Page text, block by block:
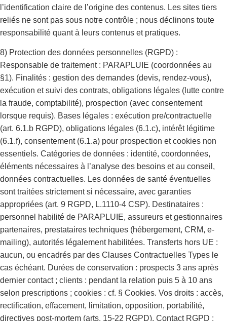
l’identification claire de l’origine des contenus. Les sites tiers
reliés ne sont pas sous notre contrôle ; nous déclinons toute
responsabilité quant à leurs contenus et pratiques.
8) Protection des données personnelles (RGPD) :
Responsable de traitement : PARAPLUIE (coordonnées au
§1). Finalités : gestion des demandes (devis, rendez-vous),
exécution et suivi des contrats, obligations légales (lutte contre
la fraude, comptabilité), prospection (avec consentement
lorsque requis). Bases légales : exécution pre/contractuelle
(art. 6.1.b RGPD), obligations légales (6.1.c), intérêt légitime
(6.1.f), consentement (6.1.a) pour prospection et cookies non
essentiels. Catégories de données : identité, coordonnées,
éléments nécessaires à l’analyse des besoins et au conseil,
données contractuelles. Les données de santé éventuelles
sont traitées strictement si nécessaire, avec garanties
appropriées (art. 9 RGPD, L.1110-4 CSP). Destinataires :
personnel habilité de PARAPLUIE, assureurs et gestionnaires
partenaires, prestataires techniques (hébergement, CRM, e-
mailing), autorités légalement habilitées. Transferts hors UE :
aucun, ou encadrés par des Clauses Contractuelles Types le
cas échéant. Durées de conservation : prospects 3 ans après
dernier contact ; clients : pendant la relation puis 5 à 10 ans
selon prescriptions ; cookies : cf. § Cookies. Vos droits : accès,
rectification, effacement, limitation, opposition, portabilité,
directives post-mortem (arts. 15-22 RGPD). Contact RGPD :